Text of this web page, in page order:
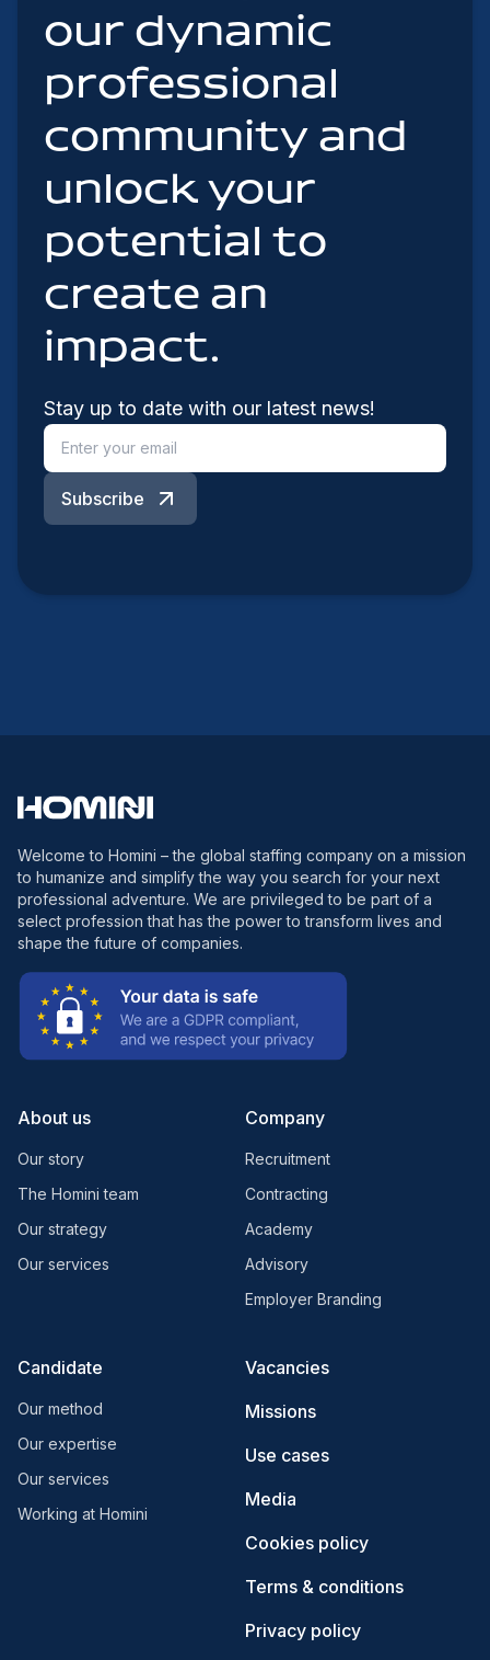
our dynamic
professional
community and
unlock your
potential to
create an
impact.
Stay up to date with our latest news!
Subscribe
Welcome to Homini – the global staffing company on a mission
to humanize and simplify the way you search for your next
professional adventure. We are privileged to be part of a
select profession that has the power to transform lives and
shape the future of companies.
About us
Our story
The Homini team
Our strategy
Our services
Company
Recruitment
Contracting
Academy
Advisory
Employer Branding
Candidate
Our method
Our expertise
Our services
Working at Homini
Vacancies
Missions
Use cases
Media
Cookies policy
Terms & conditions
Privacy policy